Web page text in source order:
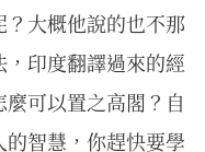
大概他說的也不那
印度翻譯過來的經
可以置之高閣？自
智慧，你趕快要學